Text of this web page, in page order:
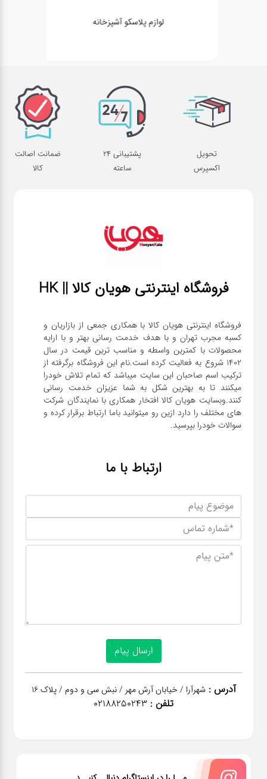
لوازم پلاسکو آشپزخانه
تحویل
اکسپرس
پشتیبانی 24
ساعته
ضمانت اصالت
کالا
فروشگاه اینترنتی هویان کالا || HK
فروشگاه اینترنتی هویان کالا با همکاری جمعی از بازاریان و
کسبه مجرب تهران و با هدف خدمت رسانی بهتر و با ارایه
محصولات با کمترین واسطه و مناسب ترین قیمت در سال
1402 شروع به فعالیت کرده است.نام این فروشگاه برگرفته از
ترکیب اسم صاحبان این سایت میباشد که تمام تلاش خودرا
میکنند تا به بهترین شکل به شما عزیزان خدمت رسانی
کنند.وبسایت هویان کالا افتخار همکاری با نمایندگان شرکت
های مختلف را دارد ازین رو میتوانید باما ارتباط برقرار کرده و
سوالات خودرا بپرسید.
ارتباط با ما
آدرس : شهرآرا / خیابان آرش مهر / نبش سی و دوم / پلاک 16
تلفن : 02188250243